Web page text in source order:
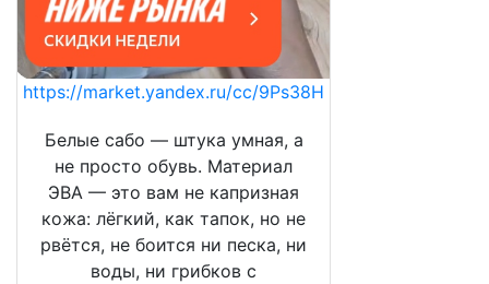
https://market.yandex.ru/cc/9Ps38H
Белые сабо — штука умная, а
не просто обувь. Материал
ЭВА — это вам не капризная
кожа: лёгкий, как тапок, но не
рвётся, не боится ни песка, ни
воды, ни грибков с